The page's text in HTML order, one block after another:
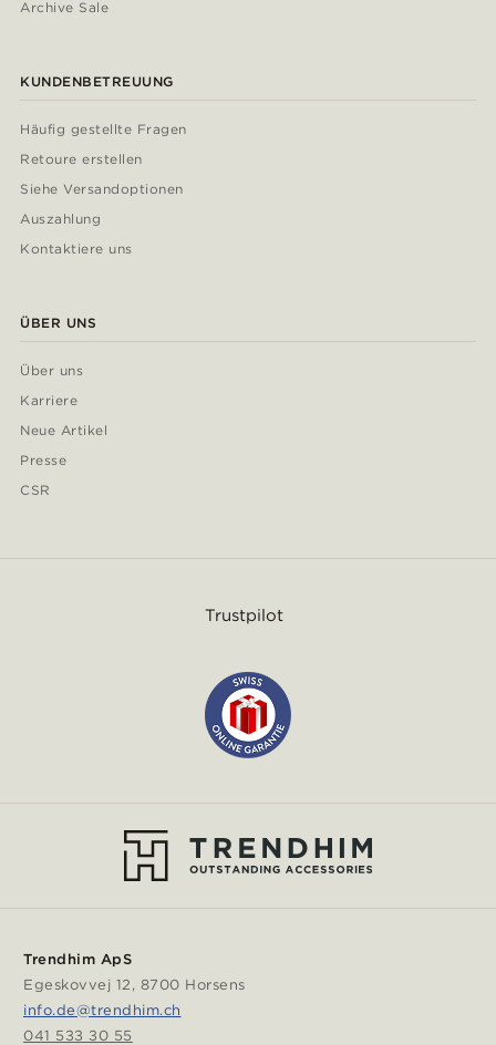
Archive Sale
KUNDENBETREUUNG
Häufig gestellte Fragen
Retoure erstellen
Siehe Versandoptionen
Auszahlung
Kontaktiere uns
ÜBER UNS
Über uns
Karriere
Neue Artikel
Presse
CSR
Trustpilot
Trendhim ApS
Egeskovvej 12, 8700 Horsens
info.de@trendhim.ch
041 533 30 55